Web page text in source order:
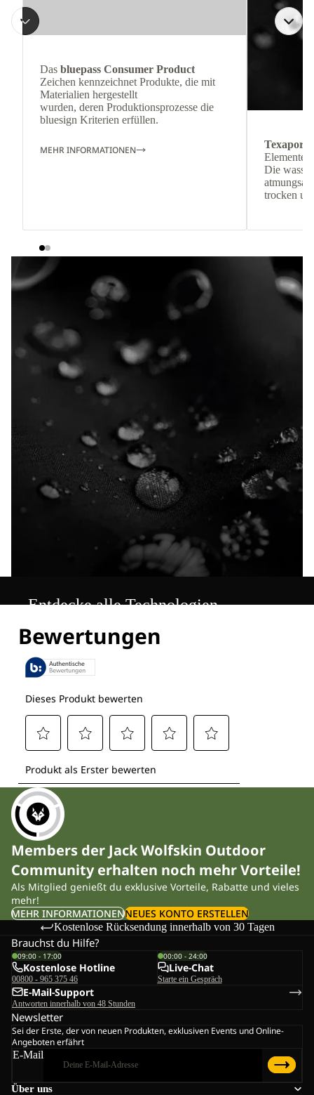
Das bluepass Consumer Product
Zeichen kennzeichnet Produkte, die mit
Materialien hergestellt
wurden, deren Produktionsprozesse die
bluesign Kriterien erfüllen.
MEHR INFORMATIONEN Texapore
Elementen.
Die
trocken
Entdecke alle Technologien
Members der Jack Wolfskin Outdoor
Community erhalten noch mehr Vorteile!
Als Mitglied genießt du exklusive Vorteile, Rabatte und vieles
mehr!
MEHR INFORMATIONENNEUES KONTO ERSTELLEN
Kostenlose Rücksendung innerhalb von 30 Tagen
Über uns
Brauchst du Hilfe?
09:00 - 17:00
Kostenlose Hotline
00800 - 965 375 46
00:00 - 24:00
Live-Chat
Starte ein Gespräch
E-Mail-Support
Antworten innerhalb von 48 Stunden
Newsletter
Sei der Erste, der von neuen Produkten, exklusiven Events und Online-
Angeboten erfährt
E-Mail